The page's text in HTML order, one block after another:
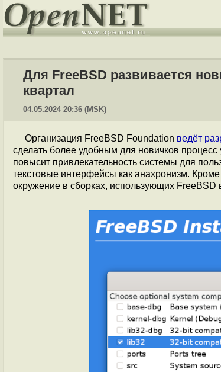
Для FreeBSD развивается
квартал
04.05.2024 20:36 (MSK)
Организация FreeBSD Foundation ведёт
сделать более удобным для новичков
повысит привлекательность системы для
текстовые интерфейсы как анахронизм.
окружение в сборках, использующих FreeBSD